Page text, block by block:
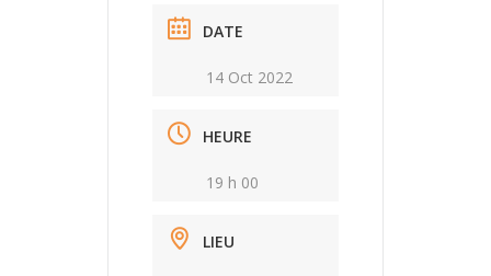
DATE
14 Oct 2022
HEURE
19 h 00
LIEU